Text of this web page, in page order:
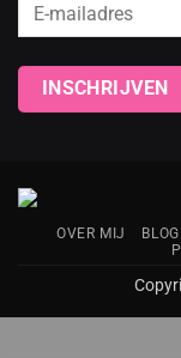
OVER MIJ BLOG